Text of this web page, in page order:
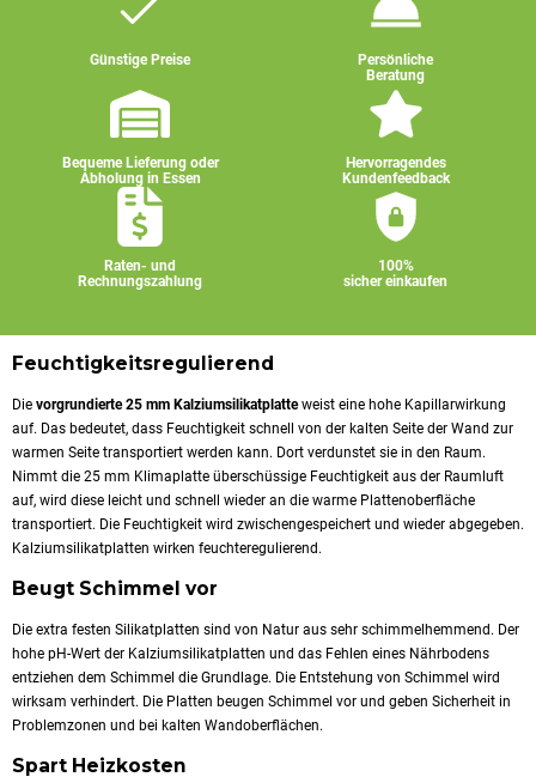
Günstige Preise
Persönliche
Beratung
Bequeme Lieferung oder
Abholung in Essen
Hervorragendes
Kundenfeedback
Raten- und
Rechnungszahlung
100%
sicher einkaufen
Feuchtigkeitsregulierend
Die vorgrundierte 25 mm Kalziumsilikatplatteweist eine hohe Kapillarwirkung
auf. Das bedeutet, dass Feuchtigkeit schnell von der kalten Seite der Wand zur
warmen Seite transportiert werden kann. Dort verdunstet sie in den Raum.
Nimmt die 25 mm Klimaplatte überschüssige Feuchtigkeit aus der Raumluft
auf, wird diese leicht und schnell wieder an die warme Plattenoberfläche
transportiert. Die Feuchtigkeit wird zwischengespeichert und wieder abgegeben.
Kalziumsilikatplatten wirken feuchteregulierend.
Beugt Schimmel vor
Die extra festen Silikatplatten sind von Natur aus sehr schimmelhemmend. Der
hohe pH-Wert der Kalziumsilikatplatten und das Fehlen eines Nährbodens
entziehen dem Schimmel die Grundlage. Die Entstehung von Schimmel wird
wirksam verhindert. Die Platten beugen Schimmel vor und geben Sicherheit in
Problemzonen und bei kalten Wandoberflächen.
Spart Heizkosten